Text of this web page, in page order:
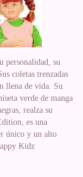
personalidad, su
coletas trenzadas
llena de vida. Su
verde de manga
realza su
es una
único y un alto
Kidz